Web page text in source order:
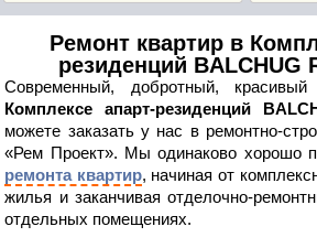
Ремонт квартир в
резиденций BALCHUG
Современный, добротный, красивый
Комплексе апарт-резиденций
можете заказать у нас в ремонтно-
«Рем Проект». Мы одинаково хорошо
ремонта квартир, начиная от
жилья и заканчивая отделочно-
отдельных помещениях.